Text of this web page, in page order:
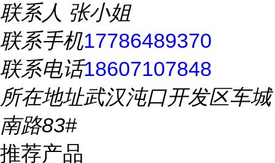
联系人 张小姐
联系手机17786489370
联系电话18607107848
所在地址武汉沌口开发区车城
南路83#
推荐产品